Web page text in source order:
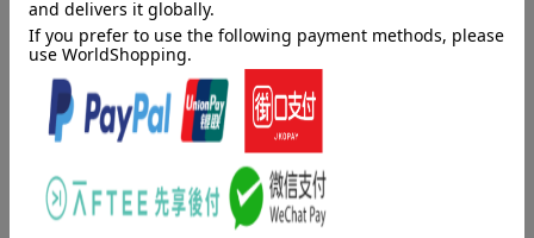
内容紹介
解放のトリガーを引け。
多様な装備を組み替えて作るアーセナルを身に纏い
銃声と咆哮が響き渡る戦場に身を投じるメカアクションゲーム。